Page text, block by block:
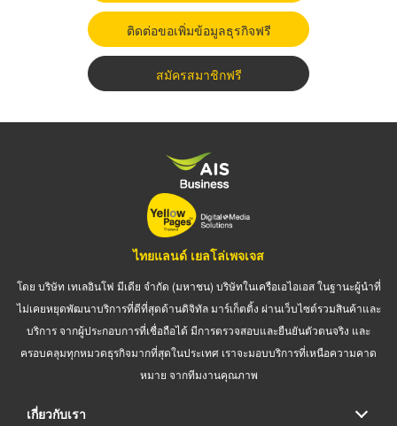
ติดต่อขอเพิ่มข้อมูลธุรกิจฟรี
สมัครสมาชิกฟรี
ไทยแลนด์ เยลโล่เพจเจส
โดย บริษัท เทเลอินโฟ มีเดีย จำกัด (มหาชน) บริษัทในเครือเอไอเอส ในฐานะผู้นำที่
ไม่เคยหยุดพัฒนาบริการที่ดีที่สุดด้านดิจิทัล มาร์เก็ตติ้ง ผ่านเว็บไซต์รวมสินค้าและ
บริการ จากผู้ประกอบการที่เชื่อถือได้ มีการตรวจสอบและยืนยันตัวตนจริง และ
ครอบคลุมทุกหมวดธุรกิจมากที่สุดในประเทศ เราจะมอบบริการที่เหนือความคาด
หมาย จากทีมงานคุณภาพ
เกี่ยวกับเรา